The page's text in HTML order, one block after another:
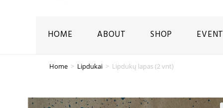
HOME ABOUT SHOP
Home > Lipdukai > Lipdukų lapas (2 vnt)